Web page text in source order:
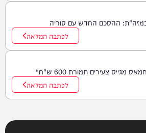
ההסכם החדש עם סוריה
לכתבה המלאה
צעירים תמורת 600 ש"ח"
לכתבה המלאה